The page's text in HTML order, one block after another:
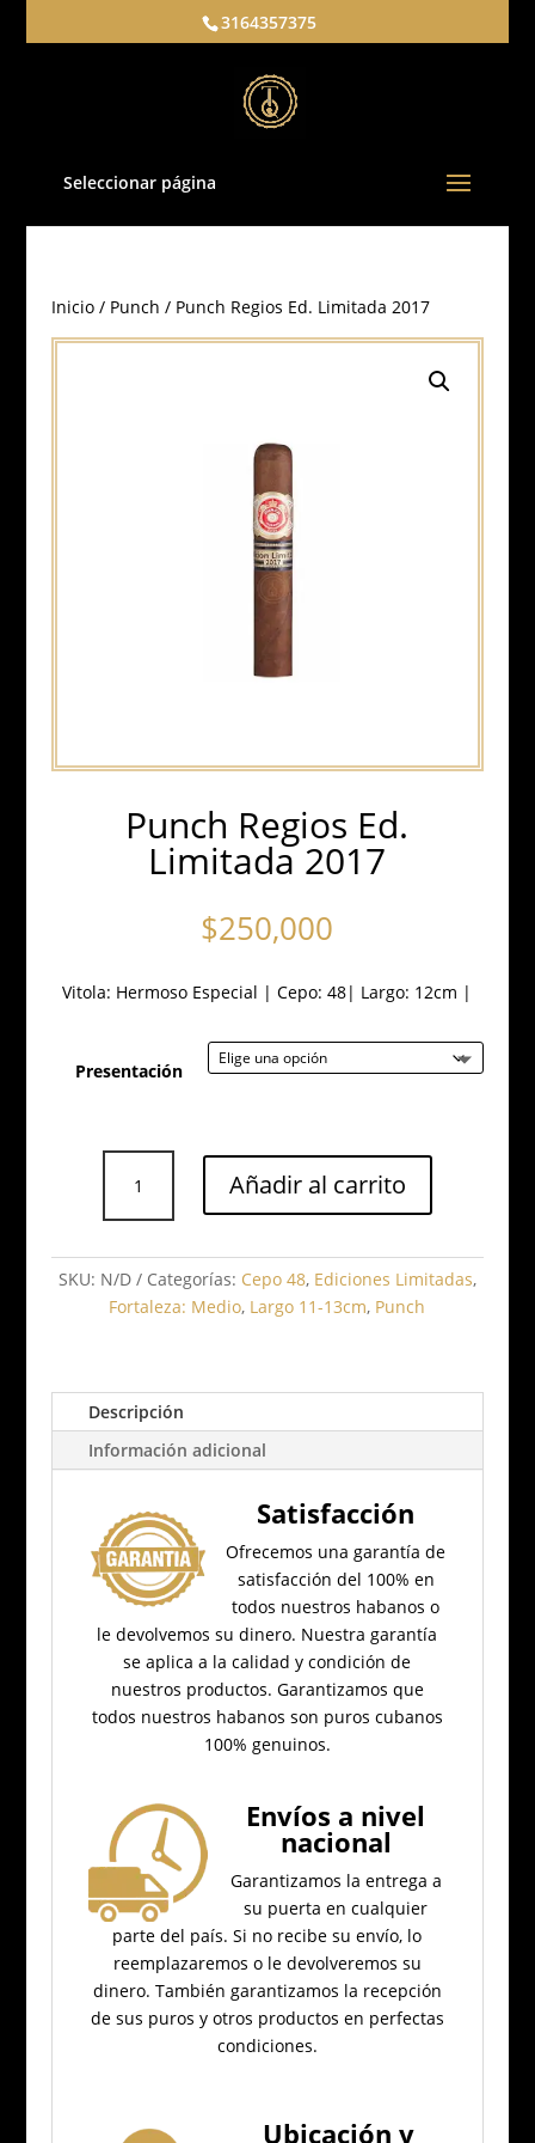
3164357375
Seleccionar página
Inicio/ Punch / Punch Regios Ed. Limitada 2017
Punch Regios Ed.
Limitada 2017
$250,000
Vitola: Hermoso Especial |Cepo: 48| Largo: 12cm |
Presentación
Regios
Ed.
2017
cantidad
Añadir al carrito
SKU: N/D Categorías: Cepo 48, Ediciones Limitadas,
Fortaleza: Medio, Largo 11-13cm, Punch
Descripción
Información adicional
Satisfacción
Ofrecemos una garantía de
satisfacción del 100% en
todos nuestros habanos o
le devolvemos su dinero. Nuestra garantía
se aplica a la calidad y condición de
nuestros productos. Garantizamos que
todos nuestros habanos son puros cubanos
100% genuinos.
Envíos a nivel
nacional
Garantizamos la entrega a
su puerta en cualquier
parte del país. Si no recibe su envío, lo
reemplazaremos o le devolveremos su
dinero. También garantizamos la recepción
de sus puros y otros productos en perfectas
condiciones.
Ubicación y